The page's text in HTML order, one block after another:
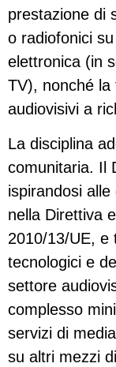
prestazione di
o radiofonici
elettronica (in
TV), nonché la
audiovisivi a
La disciplina
comunitaria. Il
ispirandosi
nella Direttiva
2010/13/UE, e
tecnologici e
settore
complesso
servizi di
su altri mezzi